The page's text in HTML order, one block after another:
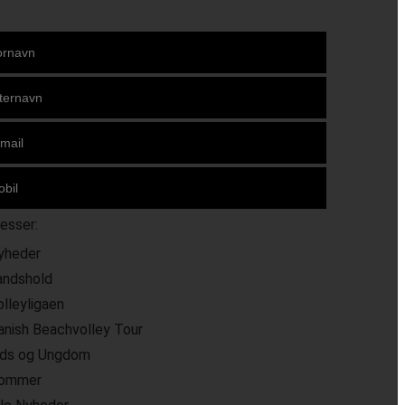
Beachvolley Tour
og Ungdom